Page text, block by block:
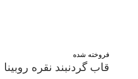
فروخته شده
قاب گردنبند نقره روبینا